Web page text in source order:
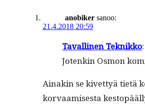
anobiker sanoo:
21.4.2018 20:59
Tavalli­nen Teknikko:
Jotenkin Osmon
Ainakin se kivet­tyä tietä
kor­vaamis­es­ta